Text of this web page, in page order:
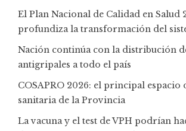
El Plan Nacional de Calidad en Salud
profundiza la transformación del
Nación continúa con la distribución
antigripales a todo el país
COSAPRO 2026: el principal espacio
sanitaria de la Provincia
La vacuna y el test de VPH podrían